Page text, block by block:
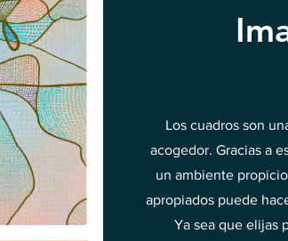
Los cuadros son
acogedor. Gracias a
un ambiente
apropiados puede
Ya sea que elijas